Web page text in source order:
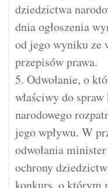
dziedzictwa
dnia ogłoszenia
od jego wyniku ze
przepisów prawa.
5. Odwołanie, o
właściwy do
narodowego
jego wpływu. W
odwołania
ochrony
konkurs, o którym